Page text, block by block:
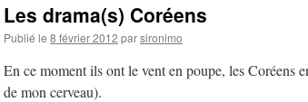
Les drama(s) Coréens
Publié le 8 février 2012 parsironimo
En ce moment ils ont le vent en poupe, les Coréens
de mon cerveau).